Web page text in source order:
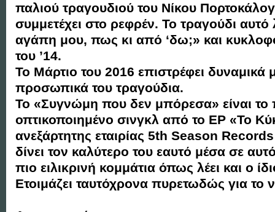
παλιού τραγουδιού του Νίκου
συμμετέχει στο ρεφρέν. Το τραγούδι αυτό
αγάπη μου, πως κι από ‘δω;» και
του ’14.
Το Μάρτιο του 2016 επιστρέφει δυναμικά
προσωπικά του τραγούδια.
Το «Συγνώμη που δεν μπόρεσα» είναι το
οπτικοποιημένο σινγκλ από το ΕΡ «Το
ανεξάρτητης εταιρίας 5th Season
δίνει τον καλύτερο του εαυτό μέσα σε
πιο ειλικρινή κομμάτια όπως λέει και ο
Ετοιμάζει ταυτόχρονα πυρετωδώς για το